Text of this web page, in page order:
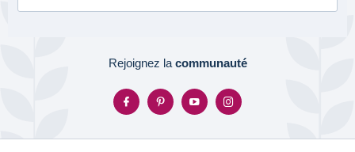
Rejoignez la communauté